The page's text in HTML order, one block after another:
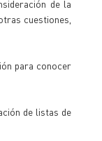
de la
cuestiones,
para conocer
de listas de